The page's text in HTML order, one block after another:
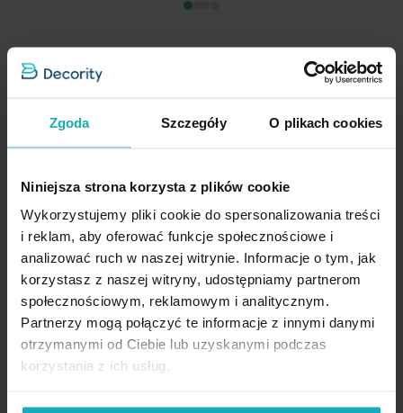
Zgoda Szczegóły O plikach cookies
Niniejsza strona korzysta z plików cookie
Wykorzystujemy pliki cookie do spersonalizowania treści
i reklam, aby oferować funkcje społecznościowe i
analizować ruch w naszej witrynie. Informacje o tym, jak
korzystasz z naszej witryny, udostępniamy partnerom
społecznościowym, reklamowym i analitycznym.
Partnerzy mogą połączyć te informacje z innymi danymi
otrzymanymi od Ciebie lub uzyskanymi podczas
korzystania z ich usług.
Roleta Dzień - Noc jasnobeżowa z tkaniny roletowej w pasy z
efektem melanżu
83,00 zł
Wybierz rozmiar i kolor osprzętu